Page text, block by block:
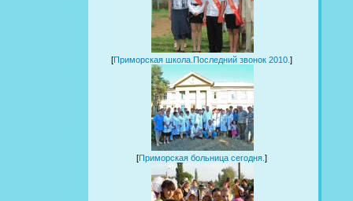
[Приморская школа.Последний звонок 2010.]
[Приморская больница сегодня.]